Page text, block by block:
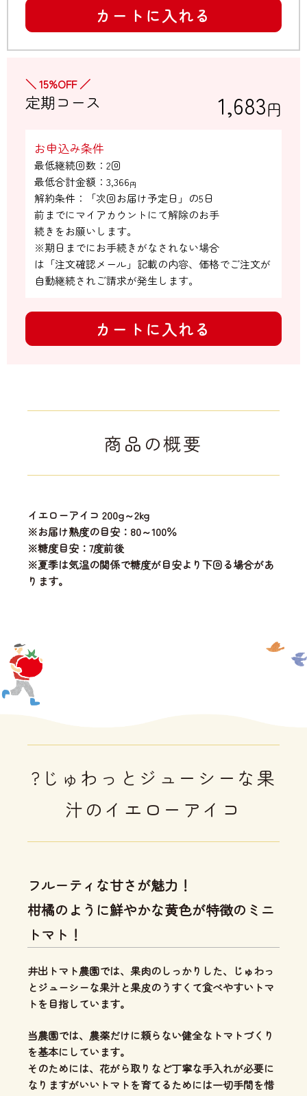
カートに入れる
＼ 15%OFF ／
定期コース 1,683円
お申込み条件
最低継続回数：2回
最低合計金額： 3,366円
解約条件：「次回お届け予定日」の5日
前までにマイアカウントにて解除のお手
続きをお願いします。
※期日までにお手続きがなされない場合
は「注文確認メール」記載の内容、価格でご注文が
自動継続されご請求が発生します。
カートに入れる
商品の概要
イエローアイコ 200g～2kg
※お届け熟度の目安：80～100％
※糖度目安：7度前後
※夏季は気温の関係で糖度が目安より下回る場合があ
ります。
?じゅわっとジューシーな果
汁のイエローアイコ
フルーティな甘さが魅力！
柑橘のように鮮やかな黄色が特徴のミニ
トマト！
井出トマト農園では、 果肉のしっかりした、じゅわっ
とジューシーな果汁と果皮のうすくて食べやすいトマ
トを目指しています。
当農園では、 農薬だけに頼らない健全なトマトづくり
を基本にしています。
そのためには、花がら取りなど丁寧な手入れが必要に
なりますがいいトマトを育てるためには一切手間を惜